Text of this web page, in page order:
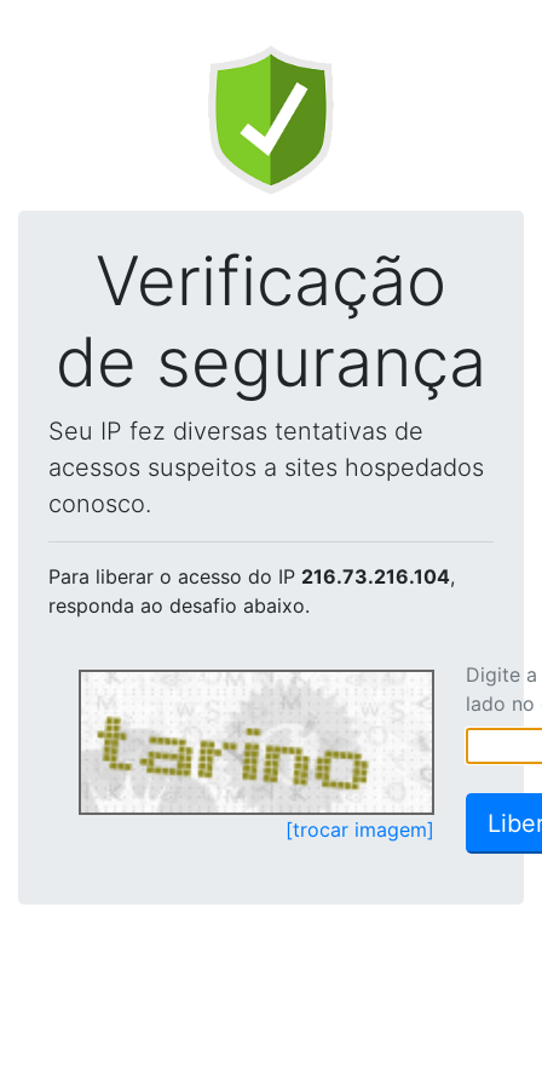
Verificação
de segurança
Seu IP fez diversas tentativas de
acessos suspeitos a sites hospedados
conosco.
Para liberar o acesso do IP 216.73.216.104,
responda ao desafio abaixo.
[trocar imagem]
Digite
lado no